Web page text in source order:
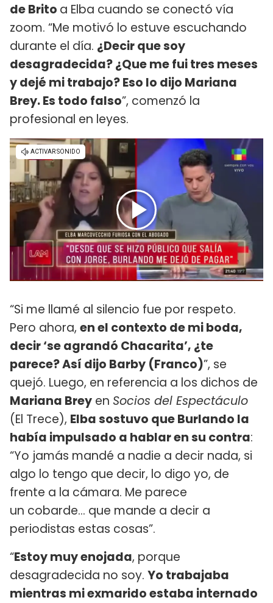
de Brito a Elba cuando se conectó vía
zoom. “Me motivó lo estuve escuchando
durante el día. ¿Decir que soy
desagradecida? ¿Que me fui tres meses
y dejé mi trabajo? Eso lo dijo Mariana
Brey. Es todo falso”, comenzó la
profesional en leyes.
“Si me llamé al silencio fue por respeto.
Pero ahora, en el contexto de mi boda,
decir ‘se agrandó Chacarita’, ¿te
parece? Así dijo Barby (Franco)”, se
quejó. Luego, en referencia a los dichos de
Mariana Brey en Socios del Espectáculo
(El Trece), Elba sostuvo que Burlando la
había impulsado a hablar en su contra:
“Yo jamás mandé a nadie a decir nada, si
algo lo tengo que decir, lo digo yo, de
frente a la cámara. Me parece
un cobarde... que mande a decir a
periodistas estas cosas”.
“Estoy muy enojada, porque
desagradecida no soy. Yo trabajaba
mientras mi exmarido estaba internado